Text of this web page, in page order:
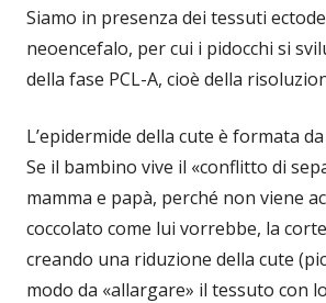
Siamo in presenza dei tessuti
neoencefalo, per cui i pidocchi si
della fase PCL-A, cioè della
L’epidermide della cute è formata
Se il bambino vive il «conflitto di
mamma e papà, perché non viene
coccolato come lui vorrebbe, la
creando una riduzione della cute
modo da «allargare» il tessuto con